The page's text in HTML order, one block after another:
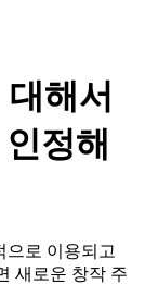
해서
정해
으로 이용되고
새로운 창작 주